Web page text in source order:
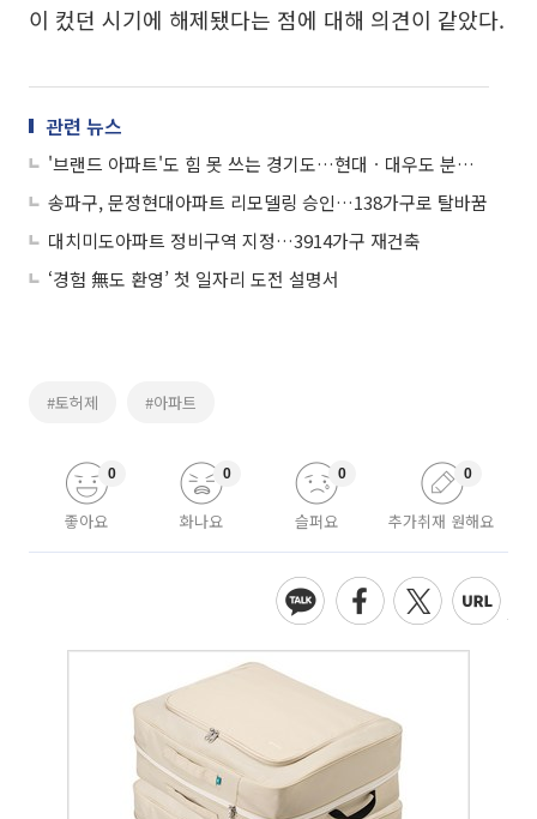
이 컸던 시기에 해제됐다는 점에 대해 의견이 같았다.
관련 뉴스
'브랜드 아파트'도 힘 못 쓰는 경기도…현대ㆍ대우도 분양성적 '낙제점'
송파구, 문정현대아파트 리모델링 승인…138가구로 탈바꿈
대치미도아파트 정비구역 지정…3914가구 재건축
‘경험 無도 환영’ 첫 일자리 도전 설명서
#토허제 #아파트
좋아요
0
화나요
0
슬퍼요
0
추가취재 원해요
0